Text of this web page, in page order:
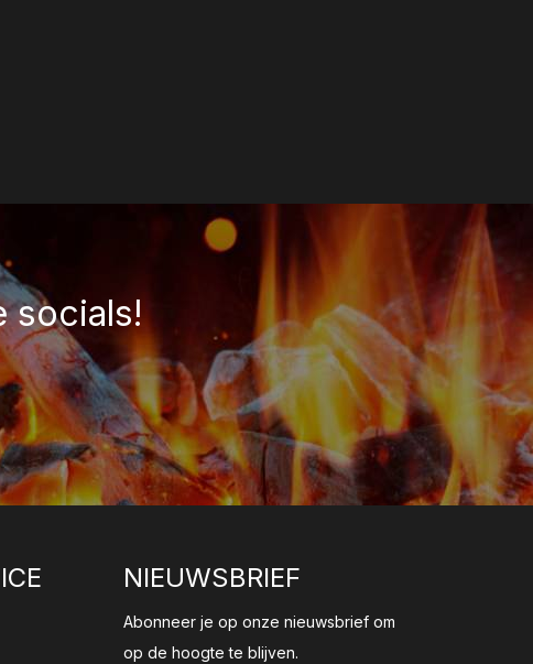
socials!
NIEUWSBRIEF
Abonneer je op onze nieuwsbrief om
op de hoogte te blijven.